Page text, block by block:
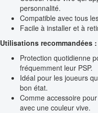
personnalité.
Compatible avec tous
Facile à installer et à
Utilisations recommandées :
Protection quotidienne
fréquemment leur PSP.
Idéal pour les joueurs
bon état.
Comme accessoire
avec une couleur vive.